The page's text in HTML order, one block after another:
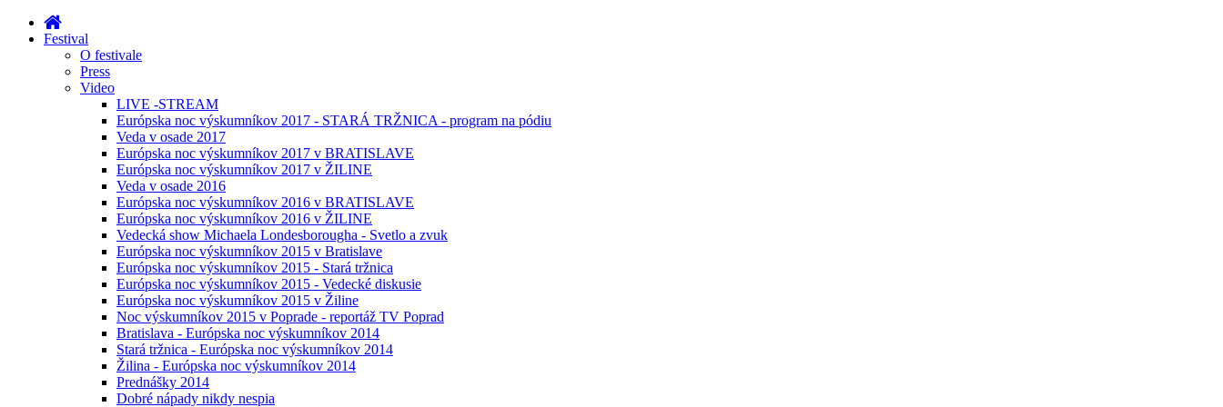
Festival
O festivale
Press
Video
LIVE -STREAM
Európska noc výskumníkov 2017 - STARÁ TRŽNICA - program na pódiu
Veda v osade 2017
Európska noc výskumníkov 2017 v BRATISLAVE
Európska noc výskumníkov 2017 v ŽILINE
Veda v osade 2016
Európska noc výskumníkov 2016 v BRATISLAVE
Európska noc výskumníkov 2016 v ŽILINE
Vedecká show Michaela Londesborougha - Svetlo a zvuk
Európska noc výskumníkov 2015 v Bratislave
Európska noc výskumníkov 2015 - Stará tržnica
Európska noc výskumníkov 2015 - Vedecké diskusie
Európska noc výskumníkov 2015 v Žiline
Noc výskumníkov 2015 v Poprade - reportáž TV Poprad
Bratislava - Európska noc výskumníkov 2014
Stará tržnica - Európska noc výskumníkov 2014
Žilina - Európska noc výskumníkov 2014
Prednášky 2014
Dobré nápady nikdy nespia